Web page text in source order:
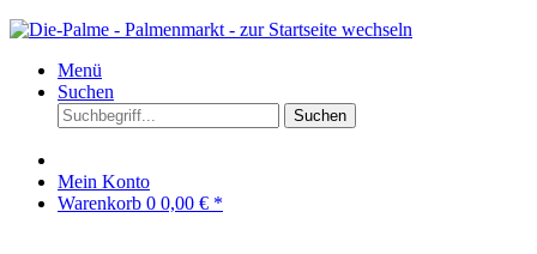
Menü
Suchen
Suchen
Mein Konto
Warenkorb 0 0,00 € *